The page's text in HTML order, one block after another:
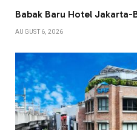
Babak Baru Hotel Jakarta-
AUGUST 6, 2026